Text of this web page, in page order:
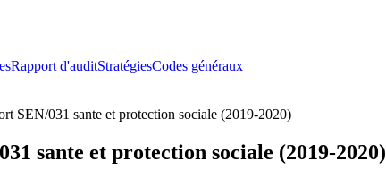
Rapport d'auditStratégiesCodes généraux
SEN/031 sante et protection sociale (2019-2020)
sante et protection sociale (2019-2020)